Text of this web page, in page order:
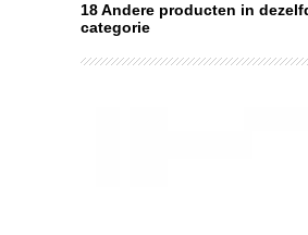
18 Andere producten in
categorie